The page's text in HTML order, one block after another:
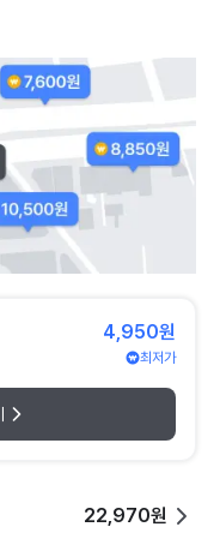
4,950원
최저가
22,970원